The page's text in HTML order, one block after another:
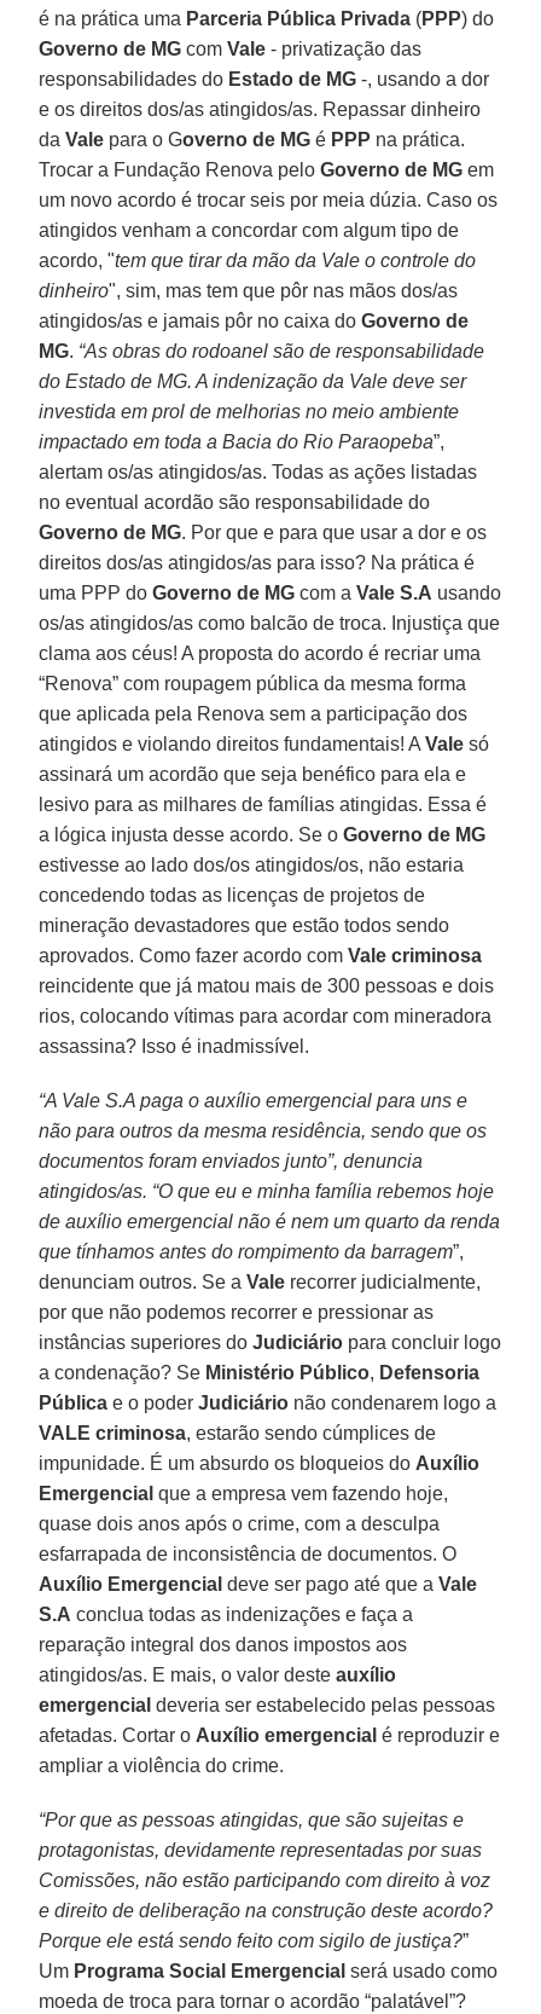
é na prática uma Parceria Pública Privada (PPP) do
Governo de MG comVale - privatização das
responsabilidades do Estado de MG -, usando a dor
e os direitos dos/as atingidos/as. Repassar dinheiro
daVale para o Governo de MG é PPP na prática.
Trocar a Fundação Renova peloGoverno de MG em
um novo acordo é trocar seis por meia dúzia. Caso os
atingidos venham a concordar com algum tipo de
acordo, "tem que tirar da mão da Vale o controle do
dinheiro", sim, mas tem que pôr nas mãos dos/as
atingidos/as e jamais pôr no caixa doGoverno de
MG. “As obras do rodoanel são de responsabilidade
do Estado de MG. A indenização da Vale deve ser
investida em prol de melhorias no meio ambiente
impactado em toda a Bacia do Rio Paraopeba”,
alertam os/as atingidos/as. Todas as ações listadas
no eventual acordão são responsabilidade do
Governo de MG. Por que e para que usar a dor e os
direitos dos/as atingidos/as para isso? Na prática é
uma PPP doGoverno de MG com aVale S.A usando
os/as atingidos/as como balcão de troca. Injustiça que
clama aos céus! A proposta do acordo é recriar uma
“Renova” com roupagem pública da mesma forma
que aplicada pela Renova sem a participação dos
atingidos e violando direitos fundamentais! AVale só
assinará um acordão que seja benéfico para ela e
lesivo para as milhares de famílias atingidas. Essa é
a lógica injusta desse acordo. Se oGoverno de MG
estivesse ao lado dos/os atingidos/os, não estaria
concedendo todas as licenças de projetos de
mineração devastadores que estão todos sendo
aprovados. Como fazer acordo comVale criminosa
reincidente que já matou mais de 300 pessoas e dois
rios, colocando vítimas para acordar com mineradora
assassina? Isso é inadmissível.
“A Vale S.A paga o auxílio emergencial para uns e
não para outros da mesma residência, sendo que os
documentos foram enviados junto”, denuncia
atingidos/as. “O que eu e minha família rebemos hoje
de auxílio emergencial não é nem um quarto da renda
que tínhamos antes do rompimento da barragem”,
denunciam outros. Se aVale recorrer judicialmente,
por que não podemos recorrer e pressionar as
instâncias superiores doJudiciário para concluir logo
a condenação? Se Ministério Público, Defensoria
Pública e o poderJudiciário não condenarem logo a
VALE criminosa, estarão sendo cúmplices de
impunidade. É um absurdo os bloqueios do Auxílio
Emergencial que a empresa vem fazendo hoje,
quase dois anos após o crime, com a desculpa
esfarrapada de inconsistência de documentos. O
Auxílio Emergencial deve ser pago até que aVale
S.A conclua todas as indenizações e faça a
reparação integral dos danos impostos aos
atingidos/as. E mais, o valor desteauxílio
emergencial deveria ser estabelecido pelas pessoas
afetadas. Cortar o Auxílio emergencial é reproduzir e
ampliar a violência do crime.
“Por que as pessoas atingidas, que são sujeitas e
protagonistas, devidamente representadas por suas
Comissões, não estão participando com direito à voz
e direito de deliberação na construção deste acordo?
Porque ele está sendo feito com sigilo de justiça?”
Um Programa Social Emergencial será usado como
moeda de troca para tornar o acordão “palatável”?